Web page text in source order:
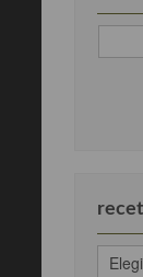
recetas